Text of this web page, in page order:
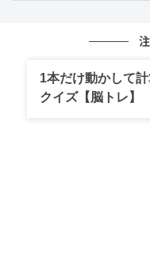
時に、同僚を怒らせ
ることで、待ちの姿
うか。指示を出して
1本だけ動かして
クイズ【脳トレ】